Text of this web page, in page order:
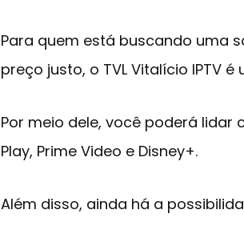
Para quem está buscando uma
preço justo, o TVL Vitalício IPTV
Por meio dele, você poderá lidar
Play, Prime Video e Disney+.
Além disso, ainda há a